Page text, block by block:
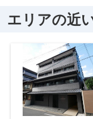
エリアの近